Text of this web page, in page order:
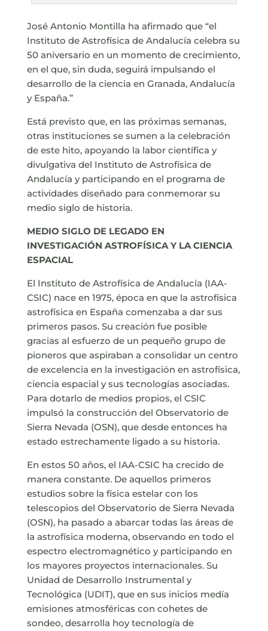
José Antonio Montilla ha afirmado que “el
Instituto de Astrofísica de Andalucía celebra su
50 aniversario en un momento de crecimiento,
en el que, sin duda, seguirá impulsando el
desarrollo de la ciencia en Granada, Andalucía
y España.”
Está previsto que, en las próximas semanas,
otras instituciones se sumen a la celebración
de este hito, apoyando la labor científica y
divulgativa del Instituto de Astrofísica de
Andalucía y participando en el programa de
actividades diseñado para conmemorar su
medio siglo de historia.
MEDIO SIGLO DE LEGADO EN
INVESTIGACIÓN ASTROFÍSICA Y LA CIENCIA
ESPACIAL
El Instituto de Astrofísica de Andalucía (IAA-
CSIC) nace en 1975, época en que la astrofísica
astrofísica en España comenzaba a dar sus
primeros pasos. Su creación fue posible
gracias al esfuerzo de un pequeño grupo de
pioneros que aspiraban a consolidar un centro
de excelencia en la investigación en astrofísica,
ciencia espacial y sus tecnologías asociadas.
Para dotarlo de medios propios, el CSIC
impulsó la construcción del Observatorio de
Sierra Nevada (OSN), que desde entonces ha
estado estrechamente ligado a su historia.
En estos 50 años, el IAA-CSIC ha crecido de
manera constante. De aquellos primeros
estudios sobre la física estelar con los
telescopios del Observatorio de Sierra Nevada
(OSN), ha pasado a abarcar todas las áreas de
la astrofísica moderna, observando en todo el
espectro electromagnético y participando en
los mayores proyectos internacionales. Su
Unidad de Desarrollo Instrumental y
Tecnológica (UDIT), que en sus inicios medía
emisiones atmosféricas con cohetes de
sondeo, desarrolla hoy tecnología de